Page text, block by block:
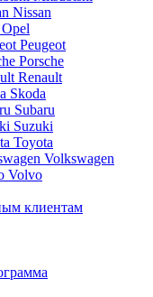
Nissan
Opel
Peugeot
Porsche
Renault
Skoda
Subaru
Suzuki
Toyota
Volkswagen
Volvo
клиентам